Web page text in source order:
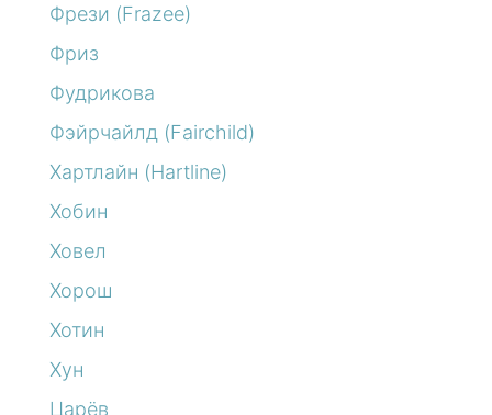
Фрези (Frazee)
Фриз
Фудрикова
Фэйрчайлд (Fairchild)
Хартлайн (Hartline)
Хобин
Ховел
Хорош
Хотин
Хун
Царёв